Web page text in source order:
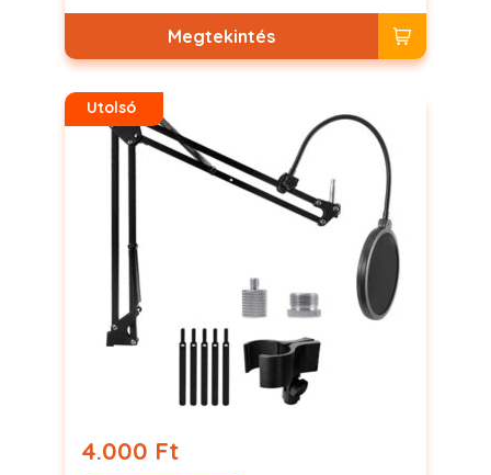
Megtekintés
Utolsó
4.000 Ft